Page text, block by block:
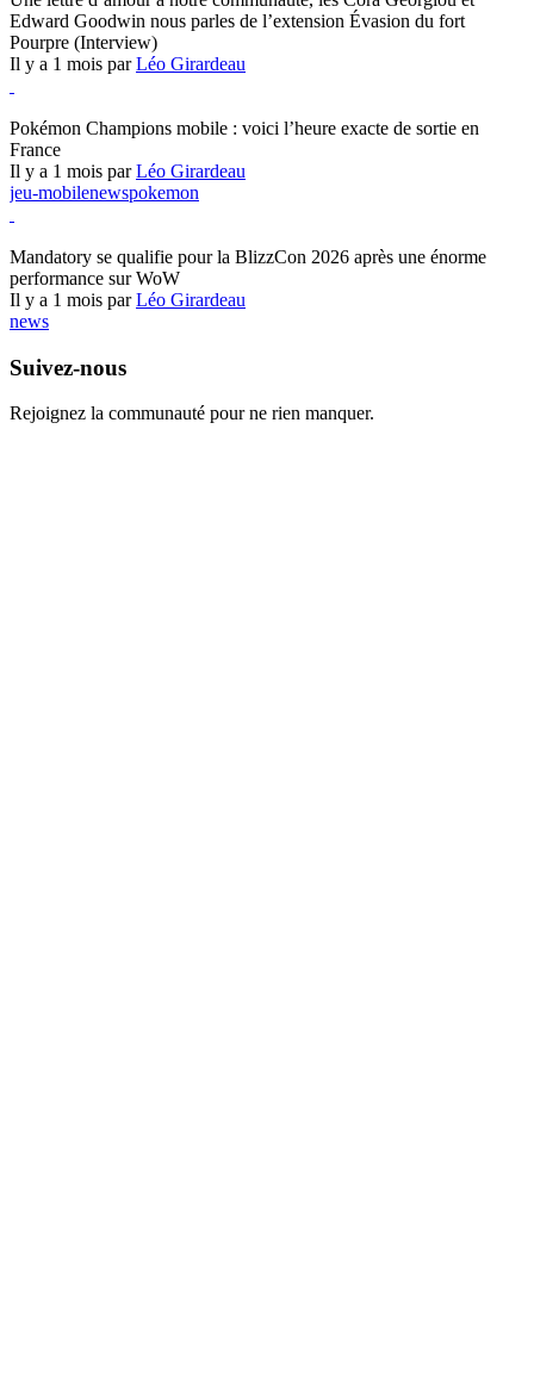
Edward Goodwin nous parles de l’extension Évasion du fort
Pourpre (Interview)
Il y a 1 mois parLéo Girardeau
Pokémon Champions mobile : voici l’heure exacte de sortie en
France
Il y a 1 mois parLéo Girardeau
jeu-mobilenewspokemon
Mandatory se qualifie pour la BlizzCon 2026 après une énorme
performance sur WoW
Il y a 1 mois parLéo Girardeau
news
Suivez-nous
Rejoignez la communauté pour ne rien manquer.